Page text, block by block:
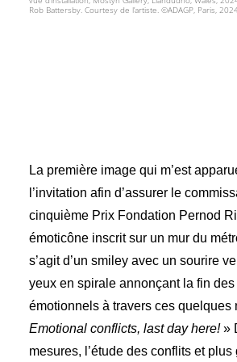
Rob Battersby. Courtesy de l’artiste. ©ADAGP, Paris,
La première image qui m’est
l’invitation afin d’assurer le
cinquième Prix Fondation Pernod
émoticône inscrit sur un mur du
s’agit d’un smiley avec un sourire
yeux en spirale annonçant la fin
émotionnels à travers ces quelques
Emotional conflicts, last day here!»
mesures, l’étude des conflits et